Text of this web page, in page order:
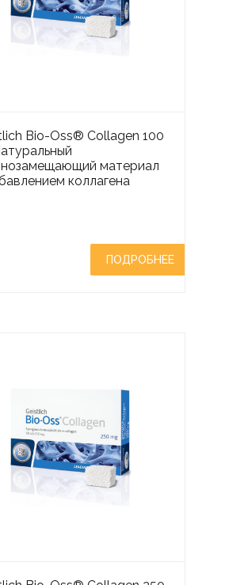
Bio-Oss® Collagen 100
материал
коллагена
ПОДРОБНЕЕ